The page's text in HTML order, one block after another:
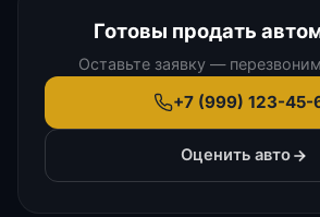
Готовы продать
Оставьте заявку —
+7 (999) 123-45-
Оценить авто